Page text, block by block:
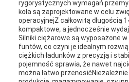
rygorystycznych wymagań
koła są zaprojektowane w celu
operacyjnejZ całkowitą długością
kompaktowe, a jednocześnie
Silniki ciężarowe są wyposażone w
funtów, co czyni je idealnym
ciężkich ładunków z precyzją i
pojemność sprawia, że nawet
można łatwo